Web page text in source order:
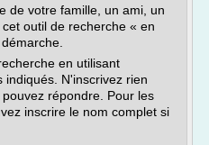
de votre famille, un ami, un
outil de recherche « en
en utilisant
indiqués. N'inscrivez rien
répondre. Pour les
inscrire le nom complet si